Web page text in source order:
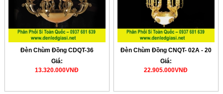
Đèn Chùm Đồng CDQT-36
Giá:
13.320.000VNĐ
Đèn Chùm Đồng CNQT- 02A - 20
Giá:
22.905.000VNĐ